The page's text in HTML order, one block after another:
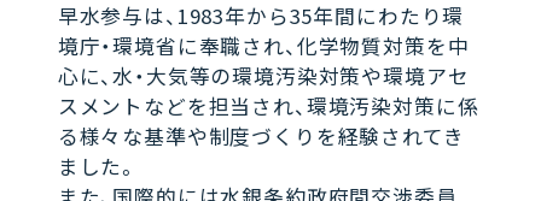
早水参与は、1983年から35年間にわたり環
境庁・環境省に奉職され、化学物質対策を中
心に、水・大気等の環境汚染対策や環境アセ
スメントなどを担当され、環境汚染対策に係
る様々な基準や制度づくりを経験されてき
ました。